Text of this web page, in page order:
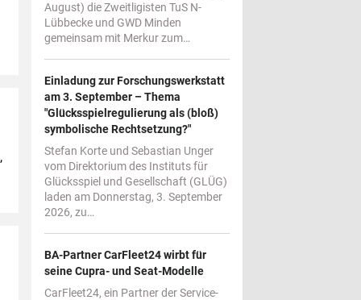
August) die Zweitligisten TuS N-
Lübbecke und GWD Minden
gemeinsam mit Merkur zum…
Einladung zur Forschungswerkstatt
am 3. September – Thema
"Glücksspielregulierung als (bloß)
symbolische Rechtsetzung?"
Stefan Korte und Sebastian Unger
vom Direktorium des Instituts für
Glücksspiel und Gesellschaft (GLÜG)
laden am Donnerstag, 3. September
2026, zu…
BA-Partner CarFleet24 wirbt für
seine Cupra- und Seat-Modelle
CarFleet24, ein Partner der Service-